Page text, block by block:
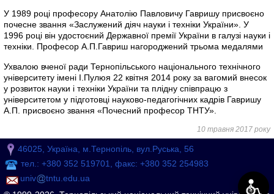
У 1989 році професору Анатолію Павловичу Гавришу присвоєно
почесне звання «Заслужений діяч науки і техніки України». У
1996 році він удостоєний Державної премії України в галузі науки і
техніки. Професор А.П.Гавриш нагороджений трьома медалями
Ухвалою вченої ради Тернопільського національного технічного
університету імені І.Пулюя 22 квітня 2014 року за вагомий внесок
у розвиток науки і техніки України та плідну співпрацю з
університетом у підготовці науково-педагогічних кадрів Гавришу
А.П. присвоєно звання «Почесний професор ТНТУ».
10 травня 2017 року
46025, Україна, м.Тернопіль, вул.Руська, 56
тел.: +380 352 519701, факс: +380 352 254983
univ
tntu.edu.ua